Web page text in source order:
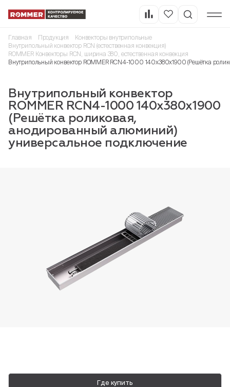
Пн-Пт, 9:00—18:00
Главная Продукция
Конвекторы внутрипольные
Внутрипольный конвектор RCN (естественная конвекция)
ROMMER Конвекторы RCN, ширина 380, естественная конвекция
Внутрипольный конвектор ROMMER RCN4-1000 140х380х1900 (Решётка
Внутрипольный конвектор
ROMMER RCN4-1000 140х380х1900
(Решётка роликовая,
анодированный алюминий)
универсальное подключение
Где купить